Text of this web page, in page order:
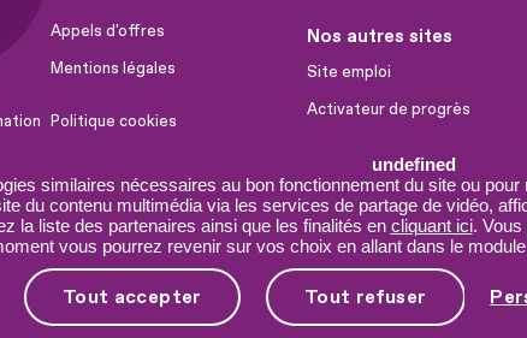
undefined
similaires nécessaires au bon fonctionnement du site ou
du contenu multimédia via les services de partage de vidéo,
la liste des partenaires ainsi que les finalités en cliquant ici. Vous
vous pourrez revenir sur vos choix en allant dans le
Tout accepter Tout refuser
Appels d'offres
Mentions légales
Politique cookies
Plan du site
Nos autres sites
Site emploi
Activateur de progrès
Innovation et recherche
Université du RRH
Service AppuiPro